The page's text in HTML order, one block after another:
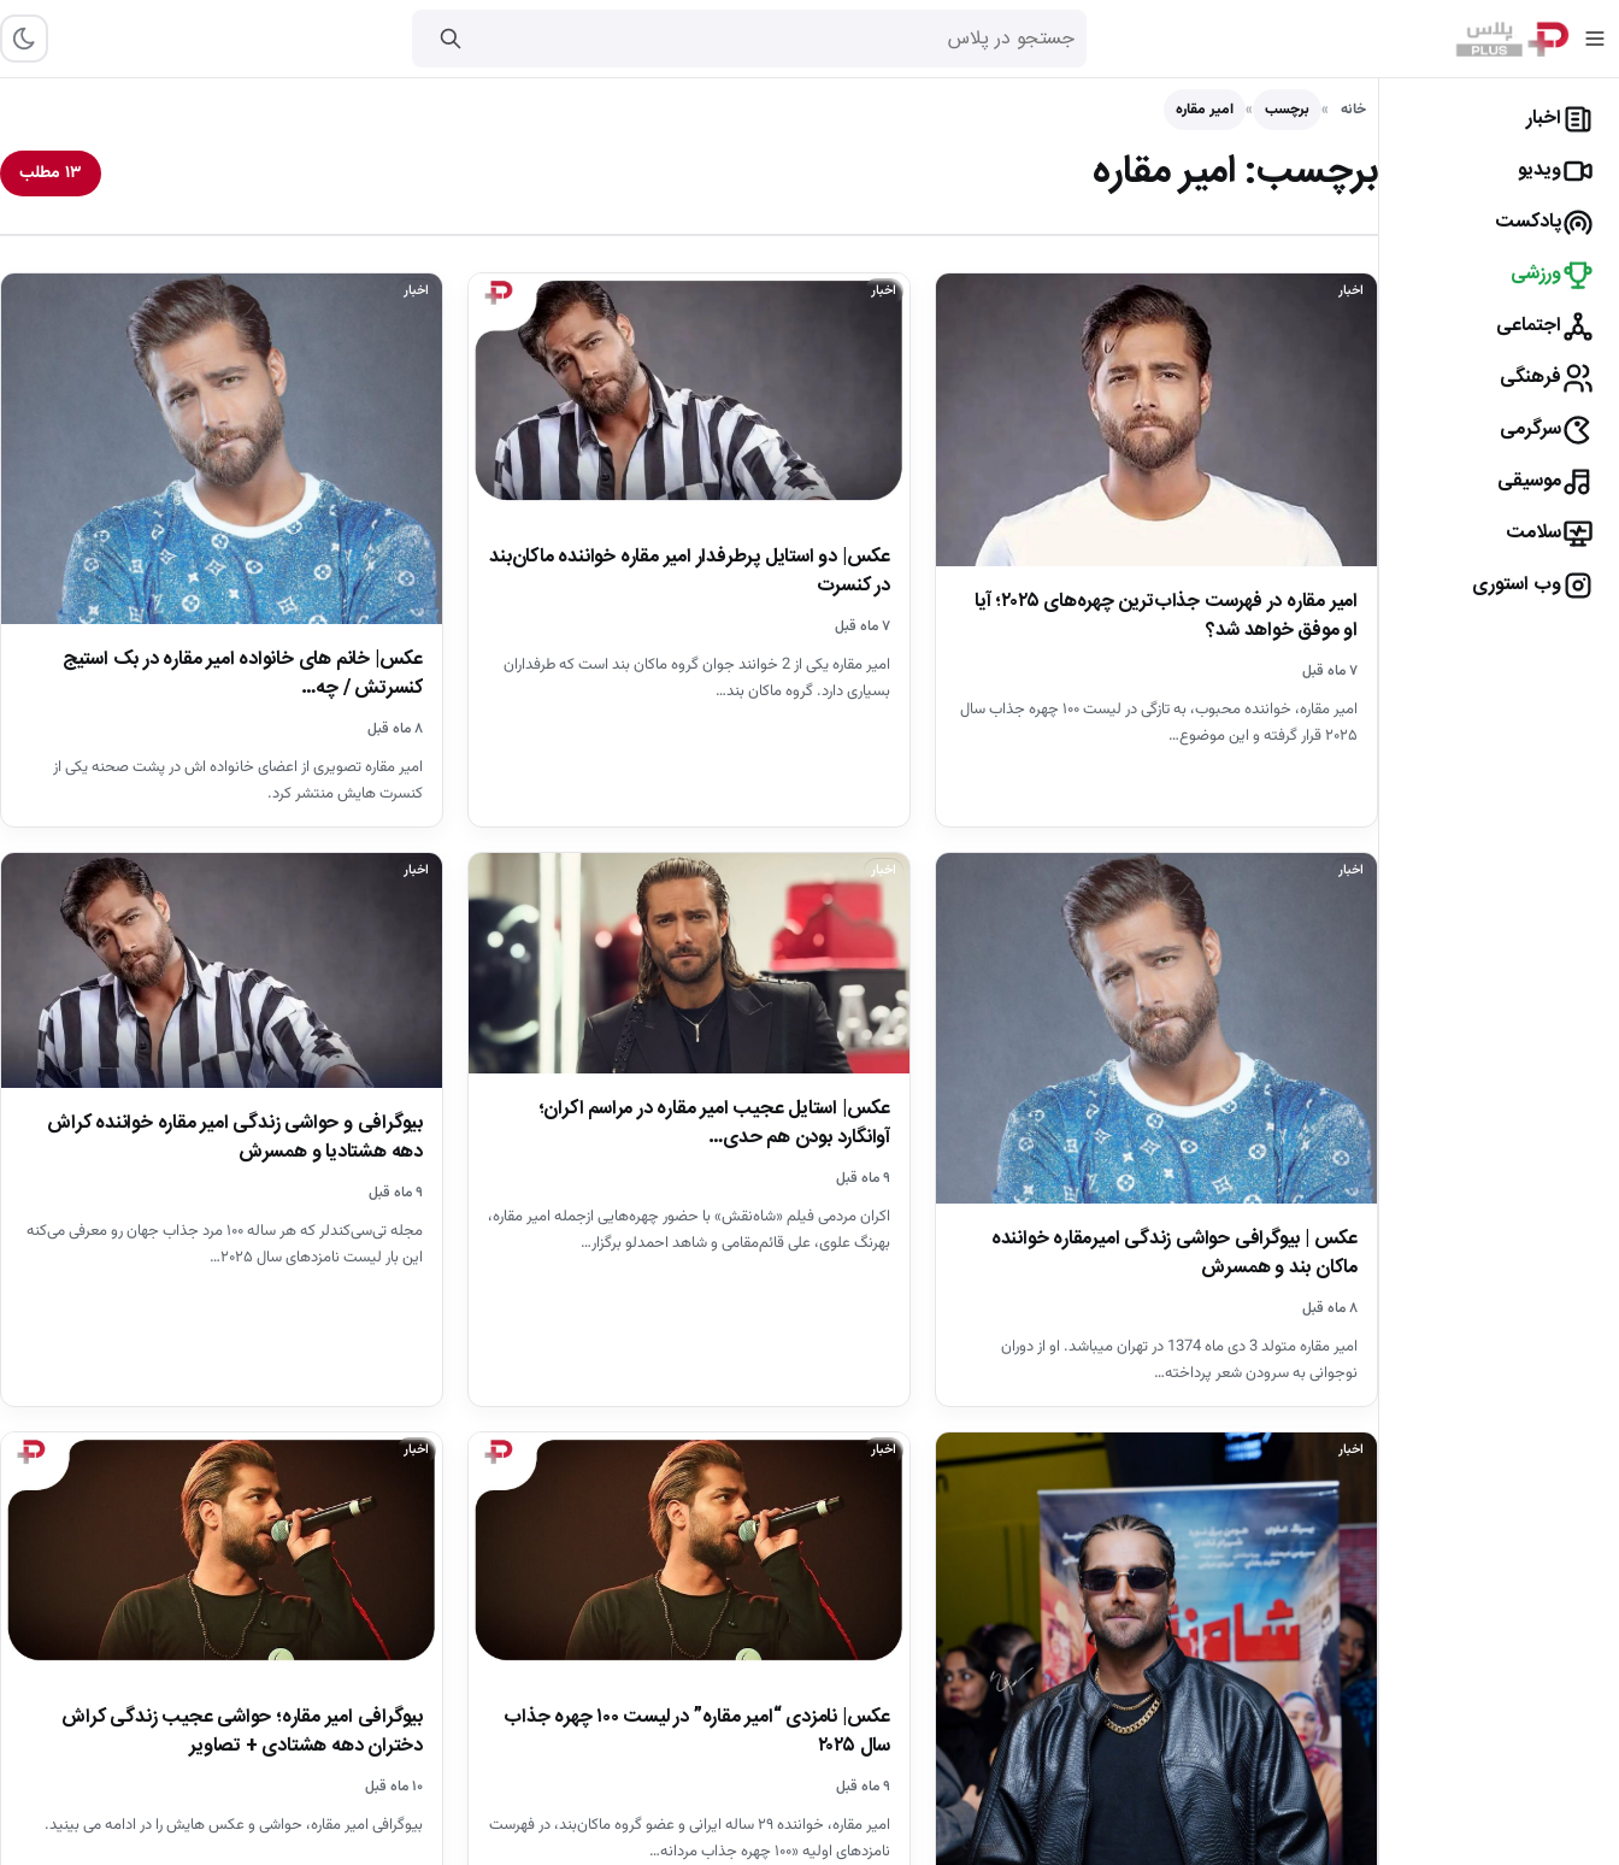
اخبار
ویدیو
پادکست
ورزشی
اجتماعی
فرهنگی
سرگرمی
موسیقی
سلامت
وب استوری
خانه برچسب امیر مقاره
برچسب:امیر مقاره ۱۳ مطلب
اخبار
امیر مقاره در فهرست جذاب‌ترین چهره‌های ۲۰۲۵؛ آیا
او موفق خواهد شد؟
۷ ماه قبل
امیر مقاره، خواننده محبوب، به تازگی در لیست ۱۰۰ چهره جذاب سال
۲۰۲۵ قرار گرفته و این موضوع…
اخبار
عکس| دو استایل پرطرفدار امیر مقاره خواننده ماکان‌بند
در کنسرت
۷ ماه قبل
امیر مقاره یکی از 2 خوانند جوان گروه ماکان بند است که طرفداران
بسیاری دارد. گروه ماکان بند…
اخبار
عکس| خانم های خانواده امیر مقاره در بک استیج
کنسرتش / چه…
۸ ماه قبل
امیر مقاره تصویری از اعضای خانواده اش در پشت صحنه یکی از
کنسرت هایش منتشر کرد.
اخبار
عکس | بیوگرافی حواشی زندگی امیرمقاره خواننده
ماکان بند و همسرش
۸ ماه قبل
امیر مقاره متولد 3 دی ماه 1374 در تهران میباشد. او از دوران
نوجوانی به سرودن شعر پرداخته…
اخبار
عکس| استایل عجیب امیر مقاره در مراسم اکران؛
آوانگارد بودن هم حدی…
۹ ماه قبل
اکران مردمی فیلم «شاه‌نقش» با حضور چهره‌هایی ازجمله امیر مقاره،
بهرنگ علوی، علی قائم‌مقامی و شاهد احمدلو برگزار…
اخبار
بیوگرافی و حواشی زندگی امیر مقاره خواننده کراش
دهه هشتادیا و همسرش
۹ ماه قبل
مجله تی‌سی‌کندلر که هر ساله ۱۰۰ مرد جذاب جهان رو معرفی می‌کنه
این بار لیست نامزدهای سال ۲۰۲۵…
اخبار اخبار
عکس| نامزدی “امیر مقاره” در لیست ۱۰۰ چهره جذاب
سال ۲۰۲۵
۹ ماه قبل
امیر مقاره، خواننده ۲۹ ساله ایرانی و عضو گروه ماکان‌بند، در فهرست
نامزدهای اولیه «۱۰۰ چهره جذاب مردانه…
اخبار
بیوگرافی امیر مقاره؛ حواشی عجیب زندگی کراش
دختران دهه هشتادی + تصاویر
۱۰ ماه قبل
بیوگرافی امیر مقاره، حواشی و عکس هایش را در ادامه می بینید.